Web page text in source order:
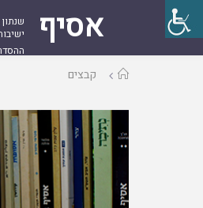
אסיף
שנתון
עמודקבצים